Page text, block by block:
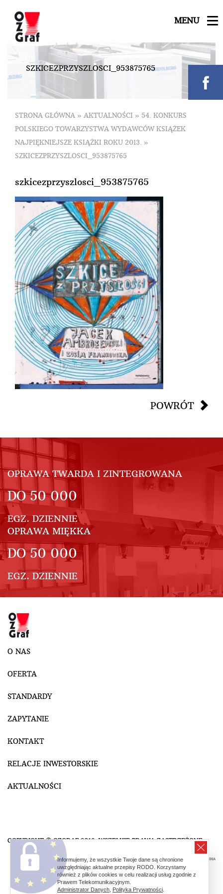
MENU
SZKICEZPRZYSZLOSCI 953875765
STRONA GŁÓWNA » AKTUALNOŚCI » 54. KONKURS
POLSKIEGO TOWARZYSTWA WYDAWCÓW KSIĄŻEK
NAJPIĘKNIEJSZE KSIĄŻKI ROKU 2013. »
SZKICEZPRZYSZLOSCI_953875765
szkicezprzyszlosci_953875765
POWRÓT
OPRAWA TWARDA I ZINTEGROWANA
DO50 000
EGZ. DZIENNIE
OPRAWA MIĘKKA
DO50 000
EGZ. DZIENNIE
O NAS
OFERTA
STANDARDY
ZAPYTANIE
KONTAKT
RELACJE INWESTORSKIE
AKTUALNOŚCI
COPYRIGHT © OZGRAF 2018. WSZELKIE PRAWA ZASTRZEŻONE.
Informujemy, że wszystkie Twoje dane są chronione
uwzględniając aktualne przepisy RODO. Korzystamy
również z plików cookies w celu realizacji usług zgodnie z
Prawem Telekomunikacyjnym.
Administrator Danych Polityka Prywatności